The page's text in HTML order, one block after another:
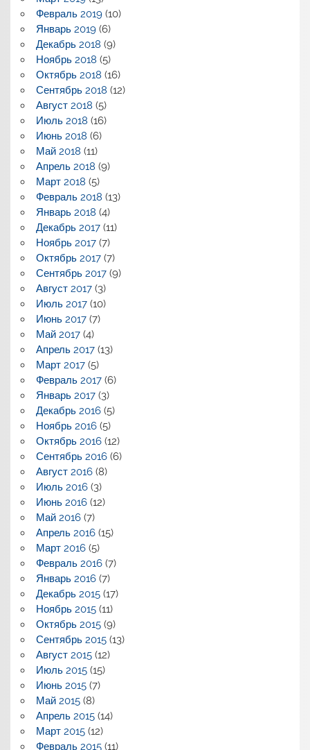
Февраль 2019(10)
Январь 2019(6)
Декабрь 2018 (9)
Ноябрь 2018 (5)
Октябрь 2018 (16)
Сентябрь 2018 (12)
Август 2018 (5)
Июль 2018 (16)
Июнь 2018 (6)
Май 2018 (11)
Апрель 2018 (9)
Март 2018 (5)
Февраль 2018 (13)
Январь 2018 (4)
Декабрь 2017(11)
Ноябрь 2017(7)
Октябрь 2017(7)
Сентябрь 2017(9)
Август 2017(3)
Июль 2017(10)
Июнь 2017(7)
Май 2017(4)
Апрель 2017(13)
Март 2017(5)
Февраль 2017(6)
Январь 2017(3)
Декабрь 2016(5)
Ноябрь 2016(5)
Октябрь 2016(12)
Сентябрь 2016(6)
Август 2016(8)
Июль 2016(3)
Июнь 2016(12)
Май 2016(7)
Апрель 2016(15)
Март 2016(5)
Февраль 2016(7)
Январь 2016(7)
Декабрь 2015(17)
Ноябрь 2015(11)
Октябрь 2015(9)
Сентябрь 2015(13)
Август 2015(12)
Июль 2015(15)
Июнь 2015(7)
Май 2015(8)
Апрель 2015(14)
Март 2015(12)
Февраль 2015(11)